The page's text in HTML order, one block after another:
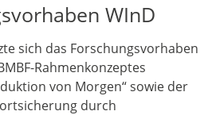
WInD
sich das Forschungsvorhaben
Rahmenkonzeptes
von Morgen“ sowie der
durch